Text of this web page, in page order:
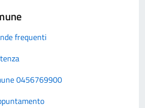
frequenti
0456769900